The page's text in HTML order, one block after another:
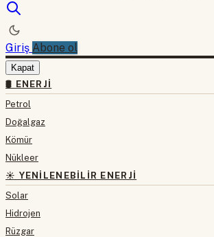
Giriş Abone ol
Kapat
🛢 ENERJI
Petrol
Doğalgaz
Kömür
Nükleer
☀️ YENILENEBILIR ENERJI
Solar
Hidrojen
Rüzgar